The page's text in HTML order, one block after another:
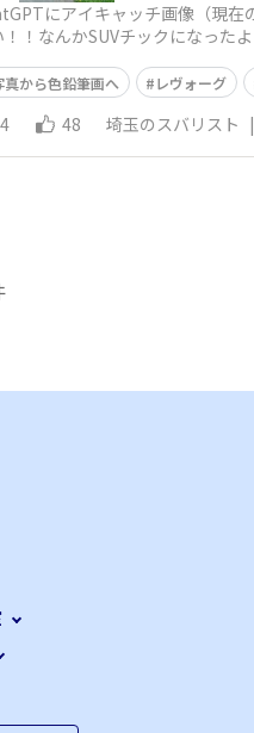
にアイキャッチ画像（現
！！なんかSUVチックになった
真から色鉛筆画へ レヴォーグ
4 48 埼玉のスバリスト |